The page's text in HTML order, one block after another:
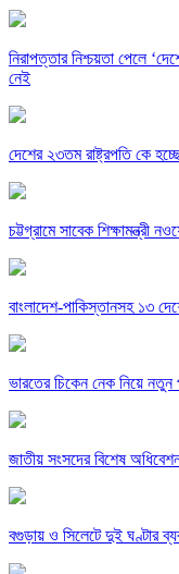
নিরাপত্তার নিশ্চয়তা পেলে
নেই
দেশের ২৩তম রাষ্ট্রপতি কে
চট্টগ্রামে সাবেক শিক্ষামন্ত্রী
বাংলাদেশ-পাকিস্তানসহ ১৩
ভারতের চিকেন নেক নিয়ে নতুন
জাতীয় সংসদের বিশেষ
বগুড়ায় ও সিলেটে দুই ঘণ্টার